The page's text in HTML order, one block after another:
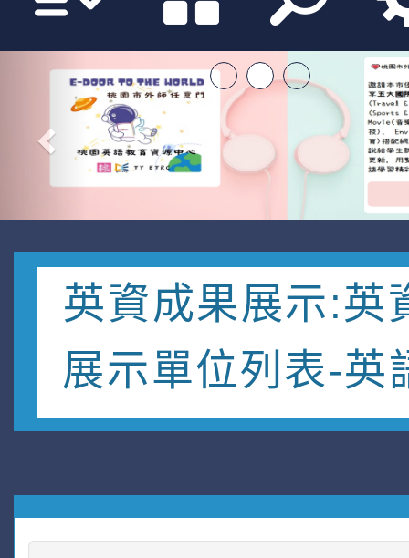
英資成果展示:英
展示單位列表-英